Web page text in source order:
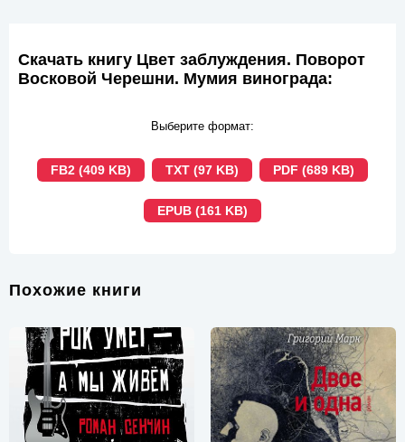
Скачать книгу Цвет заблуждения. Поворот
Восковой Черешни. Мумия винограда:
Выберите формат:
FB2 (409 KB) TXT (97 KB) PDF (689 KB)
EPUB (161 KB)
Похожие книги